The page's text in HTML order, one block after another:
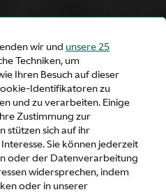
wir und unsere 25
Techniken, um
Ihren Besuch auf dieser
Identifikatoren zu
und zu verarbeiten. Einige
Zustimmung zur
stützen sich auf ihr
Sie können jederzeit
oder der Datenverarbeitung
widersprechen, indem
oder in unserer